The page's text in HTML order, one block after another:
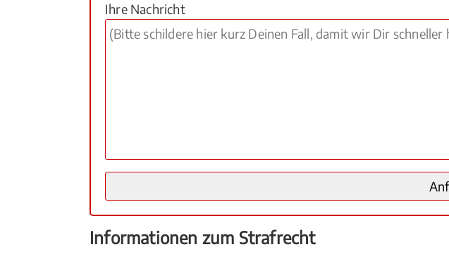
Ihre Nachricht
Informationen zum Strafrecht